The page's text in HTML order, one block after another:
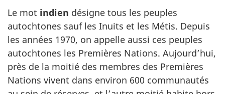
Le mot indien désigne tous les peuples
autochtones sauf les Inuits et les Métis. Depuis
les années 1970, on appelle aussi ces peuples
autochtones les Premières Nations. Aujourd’hui,
près de la moitié des membres des Premières
Nations vivent dans environ 600 communautés